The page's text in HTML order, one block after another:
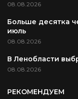
08.08.2026
Больше десятка
июль
08.08.2026
В Ленобласти
08.08.2026
РЕКОМЕНДУЕМ